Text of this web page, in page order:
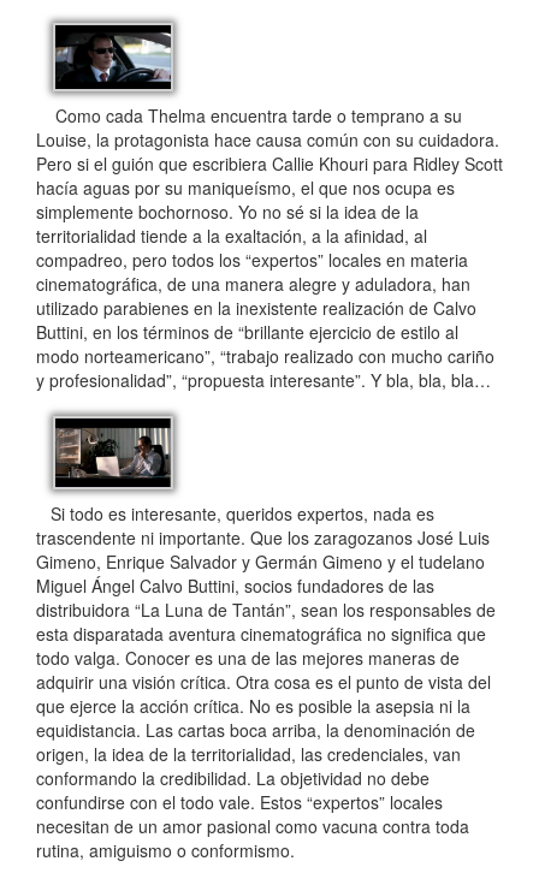
Como cada Thelma encuentra tarde o temprano a su
Louise, la protagonista hace causa común con su cuidadora.
Pero si el guión que escribiera Callie Khouri para Ridley Scott
hacía aguas por su maniqueísmo, el que nos ocupa es
simplemente bochornoso. Yo no sé si la idea de la
territorialidad tiende a la exaltación, a la afinidad, al
compadreo, pero todos los “expertos” locales en materia
cinematográfica, de una manera alegre y aduladora, han
utilizado parabienes en la inexistente realización de Calvo
Buttini, en los términos de “brillante ejercicio de estilo al
modo norteamericano”, “trabajo realizado con mucho cariño
y profesionalidad”, “propuesta interesante”. Y bla, bla, bla…
Si todo es interesante, queridos expertos, nada es
trascendente ni importante. Que los zaragozanos José Luis
Gimeno, Enrique Salvador y Germán Gimeno y el tudelano
Miguel Ángel Calvo Buttini, socios fundadores de las
distribuidora “La Luna de Tantán”, sean los responsables de
esta disparatada aventura cinematográfica no significa que
todo valga. Conocer es una de las mejores maneras de
adquirir una visión crítica. Otra cosa es el punto de vista del
que ejerce la acción crítica. No es posible la asepsia ni la
equidistancia. Las cartas boca arriba, la denominación de
origen, la idea de la territorialidad, las credenciales, van
conformando la credibilidad. La objetividad no debe
confundirse con el todo vale. Estos “expertos” locales
necesitan de un amor pasional como vacuna contra toda
rutina, amiguismo o conformismo.